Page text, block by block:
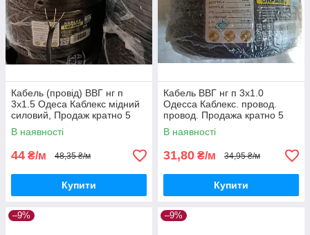
Кабель (провід) ВВГ нг п
3х1.5 Одеса Каблекс мідний
силовий, Продаж кратно 5
метрам.
В наявності
44 ₴/м 48,35 ₴/м
Купити
Кабель ВВГ нг п 3х1.0
Одесса Каблекс. провод.
провод. Продажа кратно 5
метрам.
В наявності
31,80 ₴/м 34,95 ₴/м
Купити
–9% –9%